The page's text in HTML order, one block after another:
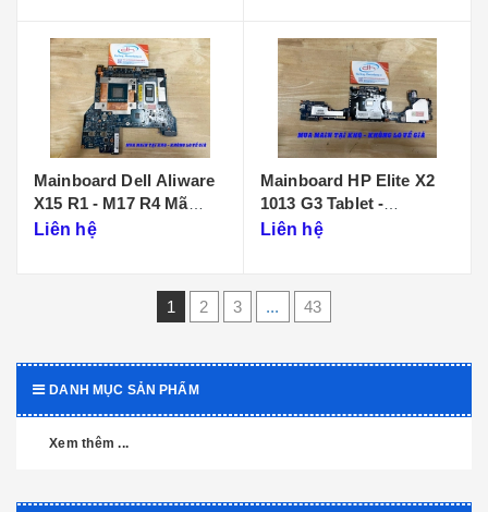
Mainboard Dell Aliware
X15 R1 - M17 R4 Mã
Main LA-K471P
Liên hệ
Mainboard HP Elite X2
1013 G3 Tablet -
DA0D99MBAI0
Liên hệ
1 2 3 ... 43
DANH MỤC SẢN PHẨM
Xem thêm ...